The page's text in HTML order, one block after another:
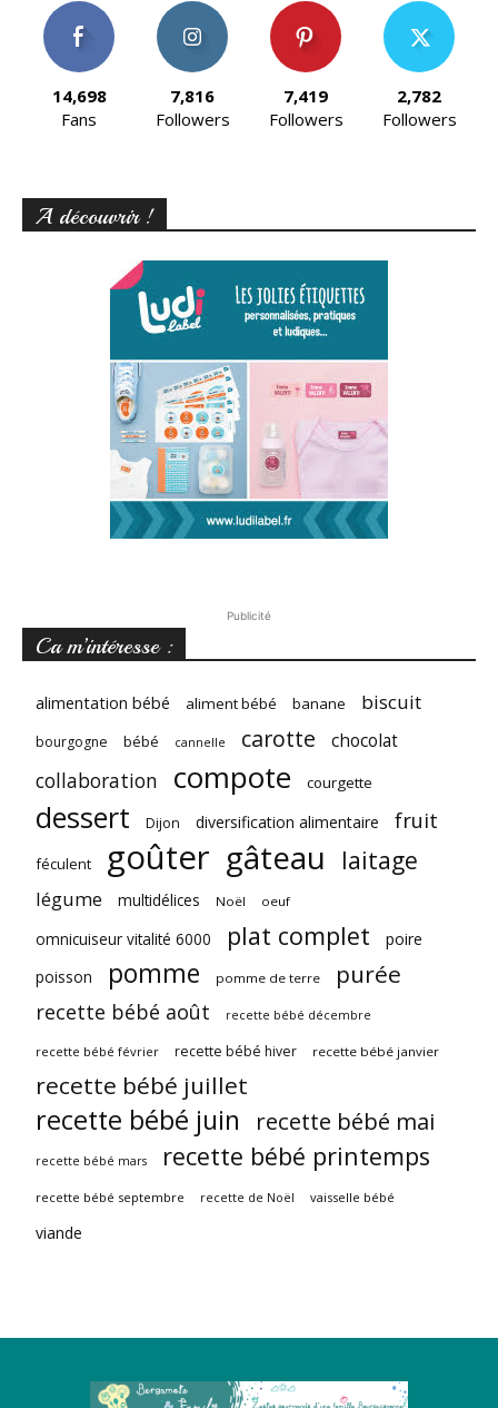
14,698
Fans
7,816
Followers
7,419
Followers
2,782
Followers
A découvrir !
Publicité
Ca m’intéresse :
alimentation bébé aliment bébé banane biscuit
bourgogne bébé cannelle carotte chocolat
collaboration compote courgette
dessert Dijon diversification alimentaire fruit
féculent goûter gâteau laitage
légume multidélices Noël oeuf
omnicuiseur vitalité 6000 plat complet
poire
poisson
pomme pomme de terre purée
recette bébé août recette bébé décembre
recette bébé février recette bébé hiver recette bébé janvier
recette bébé juillet
recette bébé juin recette bébé mai
recette bébé mars recette bébé printemps
recette bébé septembre recette de Noël vaisselle bébé
viande